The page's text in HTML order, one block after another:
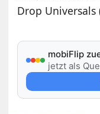
Drop Universals
mobiFlip
jetzt als